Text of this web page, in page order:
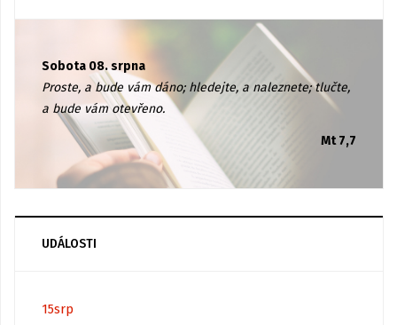
Sobota 08. srpna
Proste, a bude vám dáno; hledejte, a naleznete; tlučte,
a bude vám otevřeno.
Mt 7,7
UDÁLOSTI
15srp